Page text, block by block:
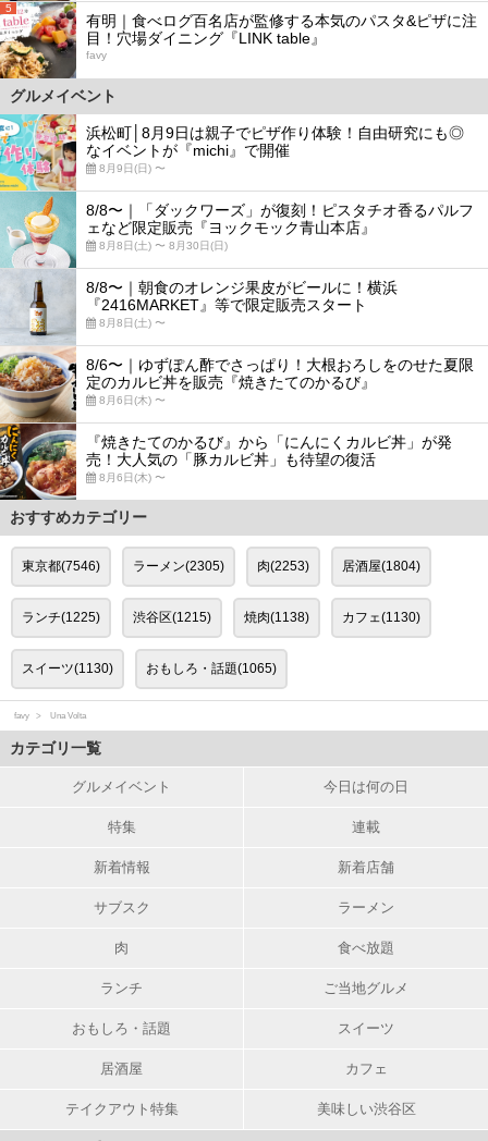
5
有明｜食べログ百名店が監修する本気のパスタ&ピザに注
目！穴場ダイニング『LINK table』
favy
グルメイベント
浜松町│8月9日は親子でピザ作り体験！自由研究にも◎
なイベントが『michi』で開催
8月9日(日) 〜
8/8〜｜「ダックワーズ」が復刻！ピスタチオ香るパルフ
ェなど限定販売『ヨックモック青山本店』
8月8日(土) 〜 8月30日(日)
8/8〜｜朝食のオレンジ果皮がビールに！横浜
『2416MARKET』等で限定販売スタート
8月8日(土) 〜
8/6〜｜ゆずぽん酢でさっぱり！大根おろしをのせた夏限
定のカルビ丼を販売『焼きたてのかるび』
8月6日(木) 〜
『焼きたてのかるび』から「にんにくカルビ丼」が発
売！大人気の「豚カルビ丼」も待望の復活
8月6日(木) 〜
おすすめカテゴリー
東京都(7546) ラーメン(2305) 肉(2253) 居酒屋(1804)
ランチ(1225) 渋谷区(1215) 焼肉(1138) カフェ(1130)
スイーツ(1130) おもしろ・話題(1065)
favy Una Volta
カテゴリ一覧
グルメイベント 今日は何の日
特集 連載
新着情報 新着店舗
サブスク ラーメン
肉 食べ放題
ランチ ご当地グルメ
おもしろ・話題 スイーツ
居酒屋 カフェ
テイクアウト特集 美味しい渋谷区